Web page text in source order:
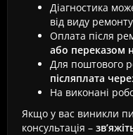
Діагностика
від виду
Оплата після
або переказом
Для поштового
післяплата
На виконані
Якщо у вас виникли
консультація –